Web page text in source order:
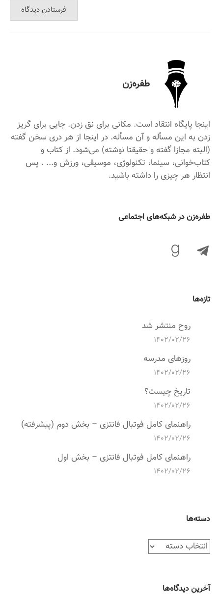
طفره‌زن
اینجا پایگاه انتقاد است. مکانی برای نق زدن. جایی برای گریز
زدن به این مسأله و آن مسأله. در اینجا از هر دری سخن گفته
(البته مجازا گفته و حقیقتا نوشته) می‌شود. از کتاب و
کتاب‌خوانی، سینما، تکنولوژی، موسیقی، ورزش و... . پس
انتظار هر چیزی را داشته باشید.
‌طفره‌زن در شبکه‌های اجتماعی
تازه‌ها
روح منتشر شد
۱۴۰۲/۰۲/۲۶
روزهای مدرسه
۱۴۰۲/۰۲/۲۶
تاریخ چیست؟
۱۴۰۲/۰۲/۲۶
راهنمای کامل فوتبال فانتزی – بخش دوم (پیشرفته)
۱۴۰۲/۰۲/۲۶
راهنمای کامل فوتبال فانتزی – بخش اول
۱۴۰۲/۰۲/۲۶
دسته‌ها
د
س
ه‌
آخرین دیدگاه‌ها